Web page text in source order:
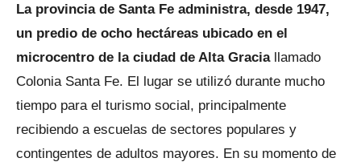
La provincia de Santa Fe administra, desde 1947,
un predio de ocho hectáreas ubicado en el
microcentro de la ciudad de Alta Graciallamado
Colonia Santa Fe. El lugar se utilizó durante mucho
tiempo para el turismo social, principalmente
recibiendo a escuelas de sectores populares y
contingentes de adultos mayores. En su momento de